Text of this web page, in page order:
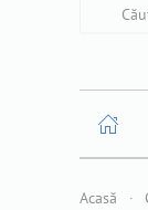
Acasă